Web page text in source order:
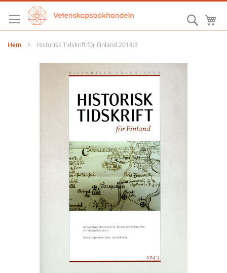
Hoppa
till
innehållet
Sök
Hem Historisk Tidskrift för Finland 2014:3